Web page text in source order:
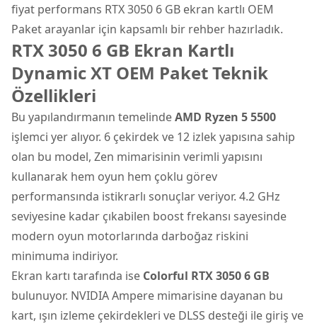
fiyat performans RTX 3050 6 GB ekran kartlı OEM
Paket arayanlar için kapsamlı bir rehber hazırladık.
RTX 3050 6 GB Ekran Kartlı
Dynamic XT OEM Paket Teknik
Özellikleri
Bu yapılandırmanın temelindeAMD Ryzen 5 5500
işlemci yer alıyor. 6 çekirdek ve 12 izlek yapısına sahip
olan bu model, Zen mimarisinin verimli yapısını
kullanarak hem oyun hem çoklu görev
performansında istikrarlı sonuçlar veriyor. 4.2 GHz
seviyesine kadar çıkabilen boost frekansı sayesinde
modern oyun motorlarında darboğaz riskini
minimuma indiriyor.
Ekran kartı tarafında ise Colorful RTX 3050 6 GB
bulunuyor. NVIDIA Ampere mimarisine dayanan bu
kart, ışın izleme çekirdekleri ve DLSS desteği ile giriş ve